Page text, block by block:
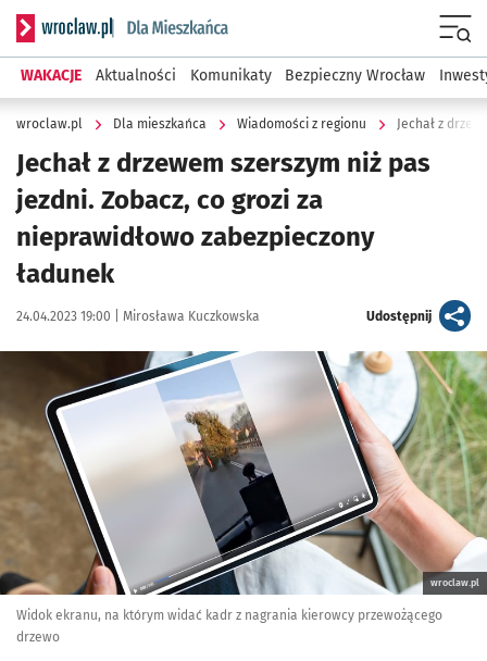
Serwis informacyjny wroclaw.pl podserwis: Dla mieszkańca
WAKACJE Aktualności Komunikaty Bezpieczny Wrocław
wroclaw.pl Dla mieszkańca Wiadomości z regionu
Jechał z drzewem szerszym niż pas
jezdni. Zobacz, co grozi za
nieprawidłowo zabezpieczony
ładunek
Data publikacji:
24.04.2023 19:00 | Autor:
Mirosława Kuczkowska Udostępnijartykuł
Kliknij, aby powiększyć
wroclaw.pl
Widok ekranu, na którym widać kadr z nagrania kierowcy przewożącego
drzewo